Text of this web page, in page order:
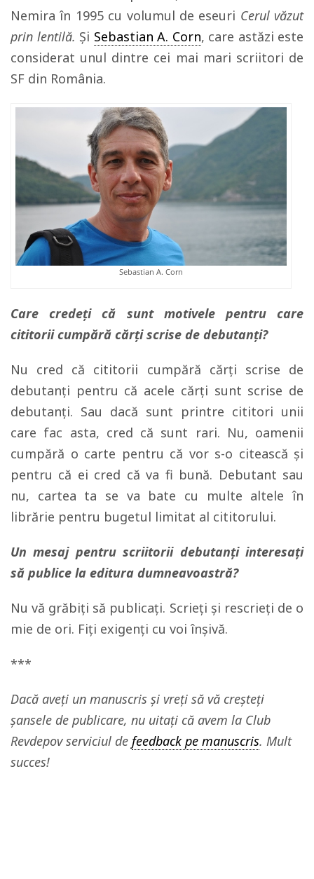
Nemira în 1995 cu volumul de eseuri Cerul văzut
prin lentilă. Şi Sebastian A. Corn, care astăzi este
considerat unul dintre cei mai mari scriitori de
SF din România.
Sebastian A. Corn
Care credeți că sunt motivele pentru care
cititorii cumpără cărți scrise de debutanți?
Nu cred că cititorii cumpără cărţi scrise de
debutanţi pentru că acele cărţi sunt scrise de
debutanţi. Sau dacă sunt printre cititori unii
care fac asta, cred că sunt rari. Nu, oamenii
cumpără o carte pentru că vor s-o citească şi
pentru că ei cred că va fi bună. Debutant sau
nu, cartea ta se va bate cu multe altele în
librărie pentru bugetul limitat al cititorului.
Un mesaj pentru scriitorii debutanți interesați
să publice la editura dumneavoastră?
Nu vă grăbiţi să publicaţi. Scrieţi şi rescrieţi de o
mie de ori. Fiţi exigenţi cu voi înşivă.
***
Dacă aveți un manuscris și vreți să vă creșteți
șansele de publicare, nu uitați că avem la Club
Revdepov serviciul de feedback pe manuscris. Mult
succes!